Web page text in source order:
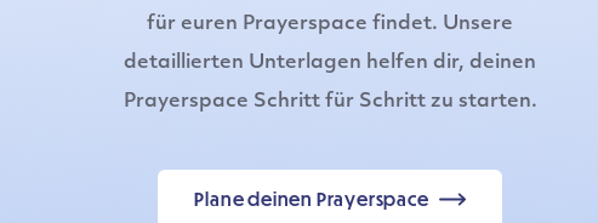
für euren Prayerspace findet. Unsere
detaillierten Unterlagen helfen dir, deinen
Prayerspace Schritt für Schritt zu starten.
Plane deinen Prayerspace